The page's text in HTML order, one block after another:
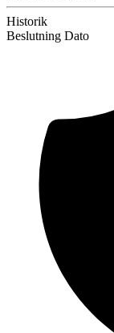
Historik
Beslutning Dato